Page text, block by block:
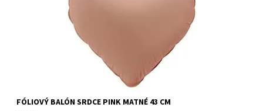
FÓLIOVÝ BALÓN SRDCE PINK MATNÉ 43 CM